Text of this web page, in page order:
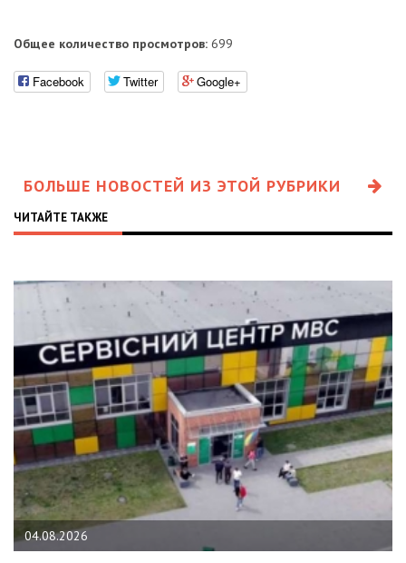
Общее количество просмотров: 699
Facebook Twitter Google+
БОЛЬШЕ НОВОСТЕЙ ИЗ ЭТОЙ РУБРИКИ
ЧИТАЙТЕ ТАКЖЕ
04.08.2026